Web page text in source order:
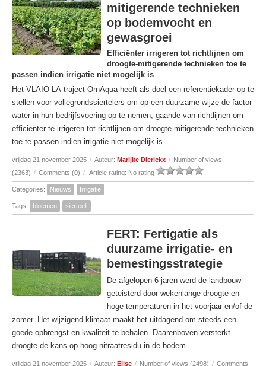
mitigerende technieken
op bodemvocht en
gewasgroei
Efficiënter irrigeren tot richtlijnen om
droogte-mitigerende technieken toe te
passen indien irrigatie niet mogelijk is
Het VLAIO LA-traject OrnAqua heeft als doel een referentiekader op te
stellen voor vollegrondssiertelers om op een duurzame wijze de factor
water in hun bedrijfsvoering op te nemen, gaande van richtlijnen om
efficiënter te irrigeren tot richtlijnen om droogte-mitigerende technieken
toe te passen indien irrigatie niet mogelijk is.
vrijdag 21 november 2025 / Auteur: Marijke Dierickx / Number of views
(2363) / Comments (0) / Article rating: No rating
Categories: Nieuws Irrigatie
Tags: bloemen sierteelt
FERT: Fertigatie als
duurzame irrigatie- en
bemestingsstrategie
De afgelopen 6 jaren werd de landbouw
geteisterd door wekenlange droogte en
hoge temperaturen in het voorjaar en/of de
zomer. Het wijzigend klimaat maakt het uitdagend om steeds een
goede opbrengst en kwaliteit te behalen. Daarenboven versterkt
droogte de kans op hoog nitraatresidu in de bodem.
vrijdag 21 november 2025 / Auteur: Elise / Number of views (2498) / Comments